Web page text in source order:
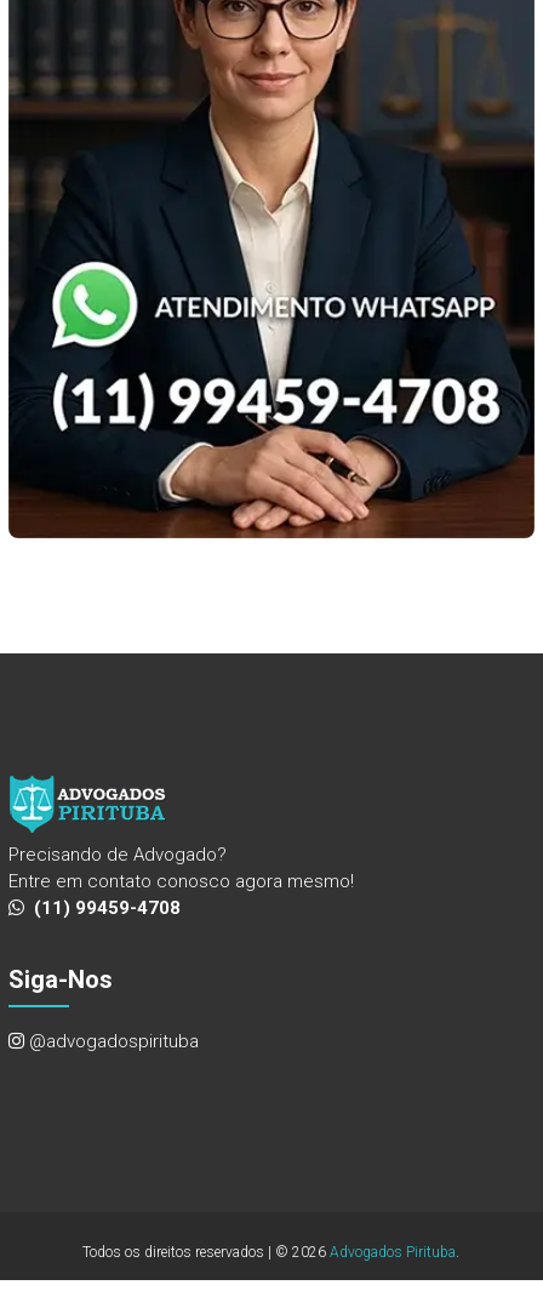
Precisando de Advogado?
Entre em contato conosco agora mesmo!
(11) 99459-4708
Siga-Nos
@advogadospirituba
Todos os direitos reservados | © 2026Advogados Pirituba.